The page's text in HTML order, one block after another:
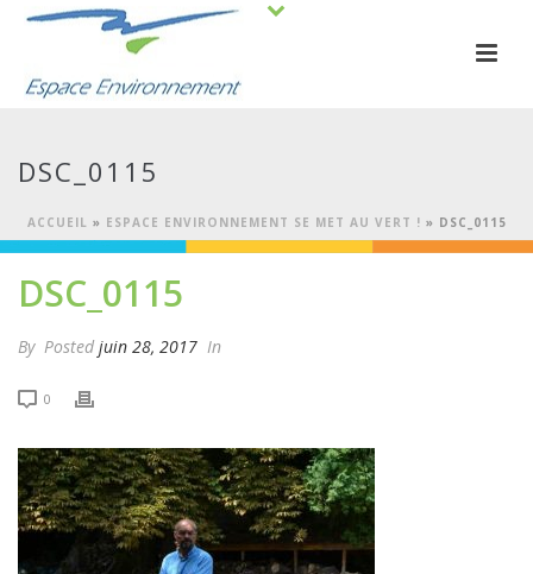
DSC_0115
ACCUEIL » ESPACE ENVIRONNEMENT SE MET AU VERT ! » DSC_0115
DSC_0115
By Posted juin 28, 2017 In
0